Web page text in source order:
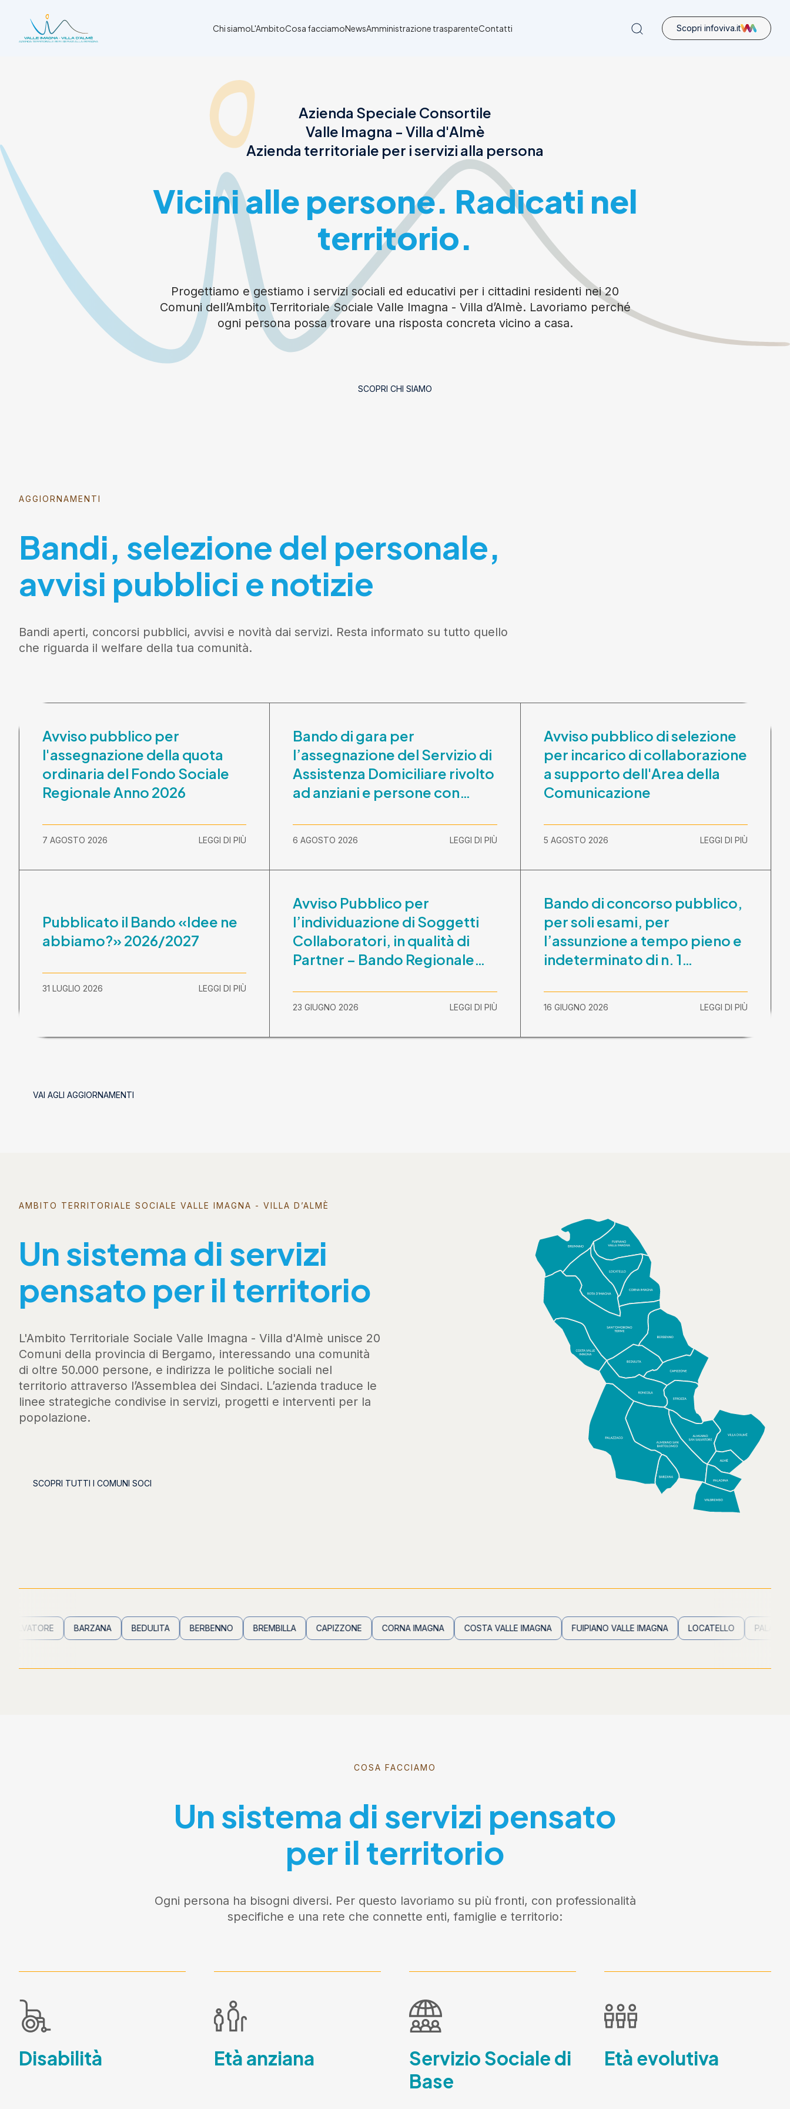
Chi siamoL'AmbitoCosa facciamoNewsAmministrazione trasparenteContatti Scopri infoviva.it
Azienda Speciale Consortile
Valle Imagna - Villa d'Almè
Azienda territoriale per i servizi alla persona
Vicini alle persone. Radicati nel
territorio.
Progettiamo e gestiamo i servizi sociali ed educativi per i cittadini residenti nei 20
Comuni dell’Ambito Territoriale Sociale Valle Imagna - Villa d’Almè. Lavoriamo perché
ogni persona possa trovare una risposta concreta vicino a casa.
SCOPRI CHI SIAMO
AGGIORNAMENTI
Bandi, selezione del personale,
avvisi pubblici e notizie
Bandi aperti, concorsi pubblici, avvisi e novità dai servizi. Resta informato su tutto quello
che riguarda il welfare della tua comunità.
Avviso pubblico per
l'assegnazione della quota
ordinaria del Fondo Sociale
Regionale Anno 2026
7 AGOSTO 2026 LEGGI DI PIÙ
Bando di gara per
l’assegnazione del Servizio di
Assistenza Domiciliare rivolto
ad anziani e persone con
ottobre 2026-30 settembre
2029
6 AGOSTO 2026 LEGGI DI PIÙ
Avviso pubblico di selezione
per incarico di collaborazione
a supporto dell'Area della
Comunicazione
5 AGOSTO 2026 LEGGI DI PIÙ
Pubblicato il Bando «Idee ne
abbiamo?» 2026/2027
31 LUGLIO 2026 LEGGI DI PIÙ
Avviso Pubblico per
l’individuazione di Soggetti
Collaboratori, in qualità di
Partner – Bando Regionale
2026” – CUP
E81B26000210003
23 GIUGNO 2026 LEGGI DI PIÙ
Bando di concorso pubblico,
per soli esami, per
l’assunzione a tempo pieno e
indeterminato di n. 1
Comunicazione prova scritta
e prova orale
16 GIUGNO 2026 LEGGI DI PIÙ
VAI AGLI AGGIORNAMENTI
AMBITO TERRITORIALE SOCIALE VALLE IMAGNA - VILLA D’ALMÈ
Un sistema di servizi
pensato per il territorio
L'Ambito Territoriale Sociale Valle Imagna - Villa d'Almè unisce 20
Comuni della provincia di Bergamo, interessando una comunità
di oltre 50.000 persone, e indirizza le politiche sociali nel
territorio attraverso l’Assemblea dei Sindaci. L’azienda traduce le
linee strategiche condivise in servizi, progetti e interventi per la
popolazione.
SCOPRI TUTTI I COMUNI SOCI
BARZANA BEDULITA BERBENNO BREMBILLA CAPIZZONE CORNA IMAGNA COSTA VALLE IMAGNA FUIPIANO VALLE IMAGNA LOCATELLO PALADINA
COSA FACCIAMO
Un sistema di servizi pensato
per il territorio
Ogni persona ha bisogni diversi. Per questo lavoriamo su più fronti, con professionalità
specifiche e una rete che connette enti, famiglie e territorio:
Disabilità Età anziana
Servizio Sociale di
Base
Età evolutiva